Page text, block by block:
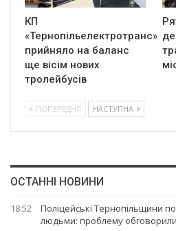
КП
«Тернопільелектротранс»
прийняло на баланс
ще вісім нових
тролейбусів
ПОПЕРЕДНЯ НАСТУПНА
ОСТАННІ НОВИНИ
18:52
Поліцейські Тернопільщини
людьми: проблему